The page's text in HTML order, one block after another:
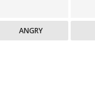
ANGRY